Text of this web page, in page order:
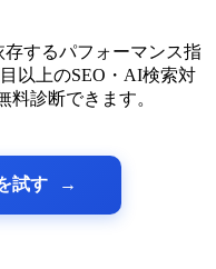
するパフォーマンス指
以上のSEO・AI検索対
診断できます。
試す